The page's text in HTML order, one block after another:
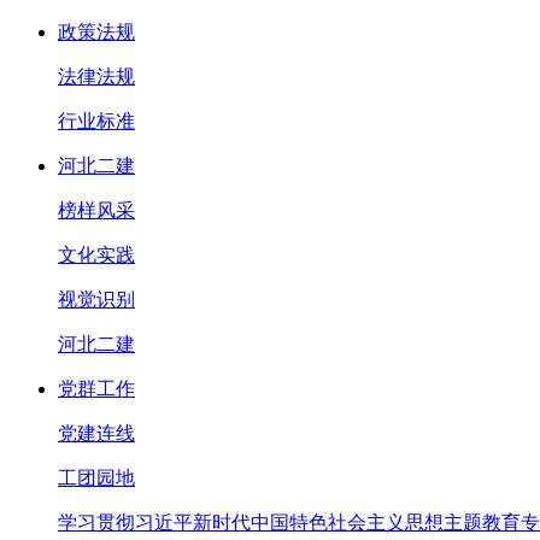
政策法规
法律法规
行业标准
河北二建
榜样风采
文化实践
视觉识别
河北二建
党群工作
党建连线
工团园地
学习贯彻习近平新时代中国特色社会主义思想主题教育